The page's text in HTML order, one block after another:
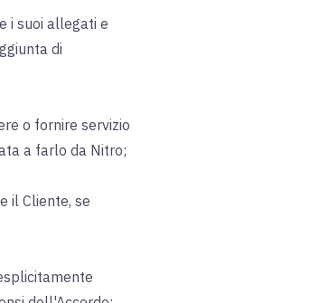
i suoi allegati e
di
o fornire servizio
a farlo da Nitro;
il Cliente, se